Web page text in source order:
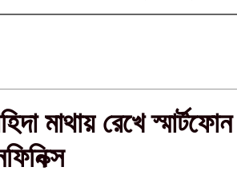
মাথায় রেখে স্মার্টফোন